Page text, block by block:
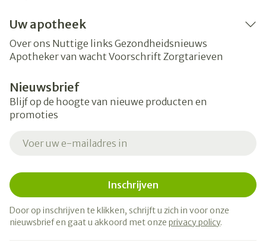
Uw apotheek
Over ons Nuttige links Gezondheidsnieuws
Apotheker van wacht Voorschrift Zorgtarieven
Nieuwsbrief
Blijf op de hoogte van nieuwe producten en
promoties
Inschrijven
Door op inschrijven te klikken, schrijft u zich in voor onze
nieuwsbrief en gaat u akkoord met onze privacy policy.